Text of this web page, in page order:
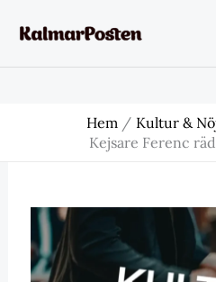
Hem Kultur &
Kejsare Ferenc